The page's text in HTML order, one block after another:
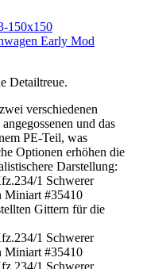
Detailtreue.
verschiedenen
und das
PE-Teil, was
Optionen erhöhen die
Darstellung:
Gittern für die